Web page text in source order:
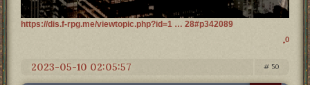
https://dis.f-rpg.me/viewtopic.php?id=1 … 28#p342089
0
50
2023-05-10 02:05:57